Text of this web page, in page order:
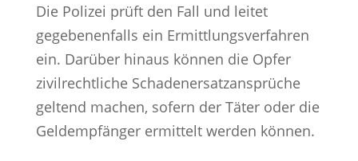
Die Polizei prüft den Fall und leitet
gegebenenfalls ein Ermittlungsverfahren
ein. Darüber hinaus können die Opfer
zivilrechtliche Schadenersatzansprüche
geltend machen, sofern der Täter oder die
Geldempfänger ermittelt werden können.